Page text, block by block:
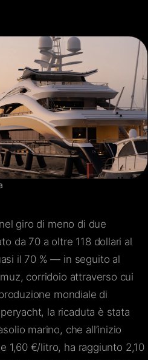
giro di meno di due
da 70 a oltre 118 dollari al
il 70 % — in seguito al
corridoio attraverso cui
mondiale di
la ricaduta è stata
marino, che all’inizio
1,60 €/litro, ha raggiunto 2,10